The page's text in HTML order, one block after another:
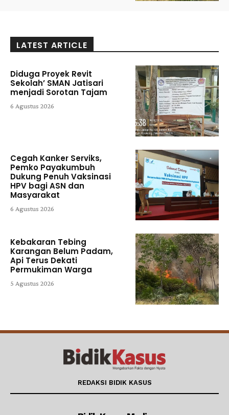
LATEST ARTICLE
Diduga Proyek Revit
Sekolah’ SMAN Jatisari
menjadi Sorotan Tajam
6 Agustus 2026
Cegah Kanker Serviks,
Pemko Payakumbuh
Dukung Penuh Vaksinasi
HPV bagi ASN dan
Masyarakat
6 Agustus 2026
Kebakaran Tebing
Karangan Belum Padam,
Api Terus Dekati
Permukiman Warga
5 Agustus 2026
REDAKSI BIDIK KASUS